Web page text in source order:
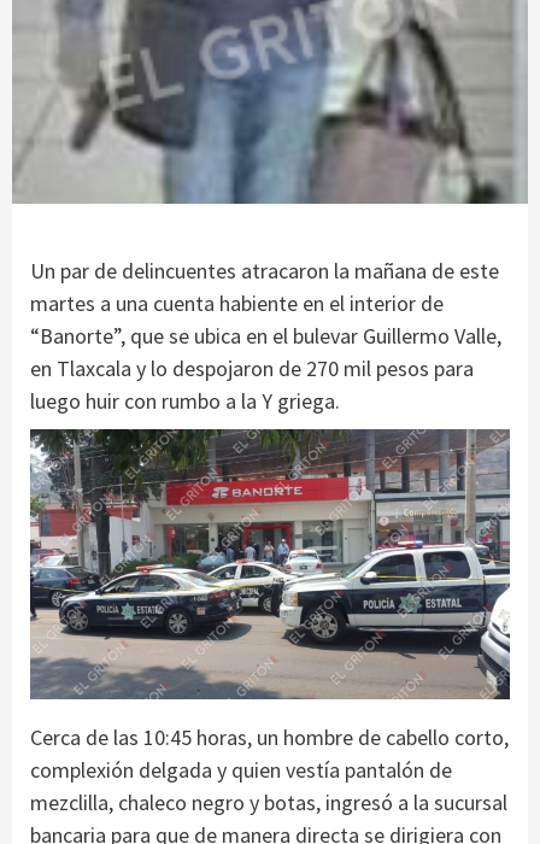
Un par de delincuentes atracaron la mañana de este
martes a una cuenta habiente en el interior de
“Banorte”, que se ubica en el bulevar Guillermo Valle,
en Tlaxcala y lo despojaron de 270 mil pesos para
luego huir con rumbo a la Y griega.
Cerca de las 10:45 horas, un hombre de cabello corto,
complexión delgada y quien vestía pantalón de
mezclilla, chaleco negro y botas, ingresó a la sucursal
bancaria para que de manera directa se dirigiera con